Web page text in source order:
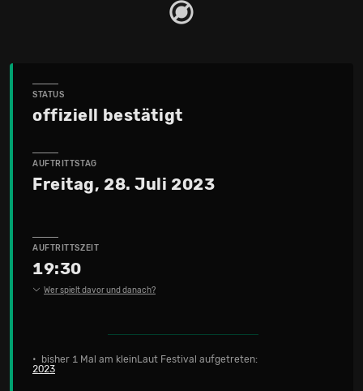
STATUS
offiziell bestätigt
AUFTRITTSTAG
Freitag, 28. Juli 2023
AUFTRITTSZEIT
19:30
Wer spielt davor und danach?
• bisher 1 Mal am kleinLaut Festival aufgetreten:
2023